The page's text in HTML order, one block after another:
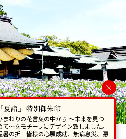
ラスト等を無断で転写･複製することを
×
『夏詣』 特別御朱印
まわりの花言葉の中から 〜未来を見つ
て〜をモチーフにデザイン致しました。
暑の折 皆様の心願成就、無病息災、悪